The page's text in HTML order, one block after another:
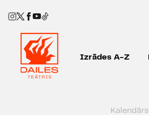
Izrādes A-Z
Kalendārs